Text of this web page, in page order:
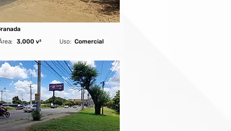
3,000 v² Comercial
Uso:
250 v²